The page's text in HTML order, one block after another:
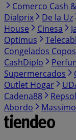
Comerco Cash
Dialprix
De la Uz
House
Cinesa
Optimus
Congelados Copos
CashDiplo
Supermercados
Outlet Hogar
Cadena88
Repsol
Abordo